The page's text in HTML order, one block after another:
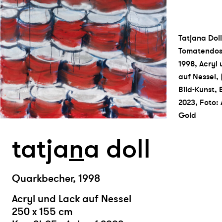
Tatjana
1998, Acryl
auf Nessel,
Bild-Kunst,
2023, Foto:
Gold
tatjana doll
Quarkbecher, 1998
Acryl und Lack auf Nessel
250 x 155 cm